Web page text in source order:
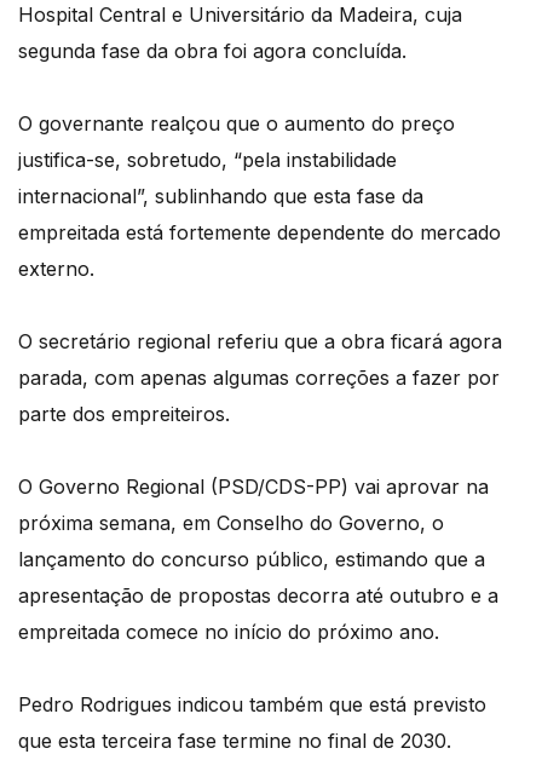
Hospital Central e Universitário da Madeira, cuja
segunda fase da obra foi agora concluída.
O governante realçou que o aumento do preço
justifica-se, sobretudo, “pela instabilidade
internacional”, sublinhando que esta fase da
empreitada está fortemente dependente do mercado
externo.
O secretário regional referiu que a obra ficará agora
parada, com apenas algumas correções a fazer por
parte dos empreiteiros.
O Governo Regional (PSD/CDS-PP) vai aprovar na
próxima semana, em Conselho do Governo, o
lançamento do concurso público, estimando que a
apresentação de propostas decorra até outubro e a
empreitada comece no início do próximo ano.
Pedro Rodrigues indicou também que está previsto
que esta terceira fase termine no final de 2030.